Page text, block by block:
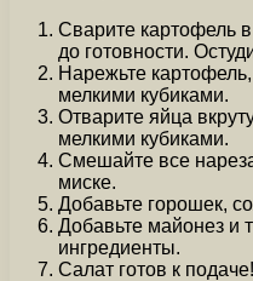
Сварите картофель
до готовности.
Нарежьте
мелкими кубиками.
Отварите яйца
мелкими кубиками.
Смешайте все
миске.
Добавьте горошек,
Добавьте майонез и
ингредиенты.
Салат готов к